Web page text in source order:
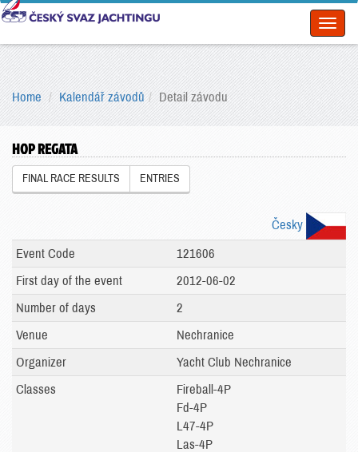
Home Kalendář závodů Detail závodu
HOP REGATA
FINAL RACE RESULTS ENTRIES
Česky
Event Code
121606
First day of the event
2012-06-02
Number of days
2
Venue
Nechranice
Organizer
Yacht Club Nechranice
Classes
Fireball-4P
Fd-4P
L47-4P
Las-4P